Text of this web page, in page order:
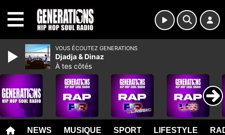
NEWS MUSIQUE SPORT LIFESTYLE
VOUS ÉCOUTEZ GENERATIONS
Djadja & Dinaz
À tes côtés